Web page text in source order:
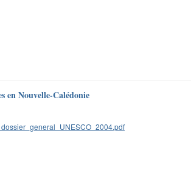
en Nouvelle-Calédonie